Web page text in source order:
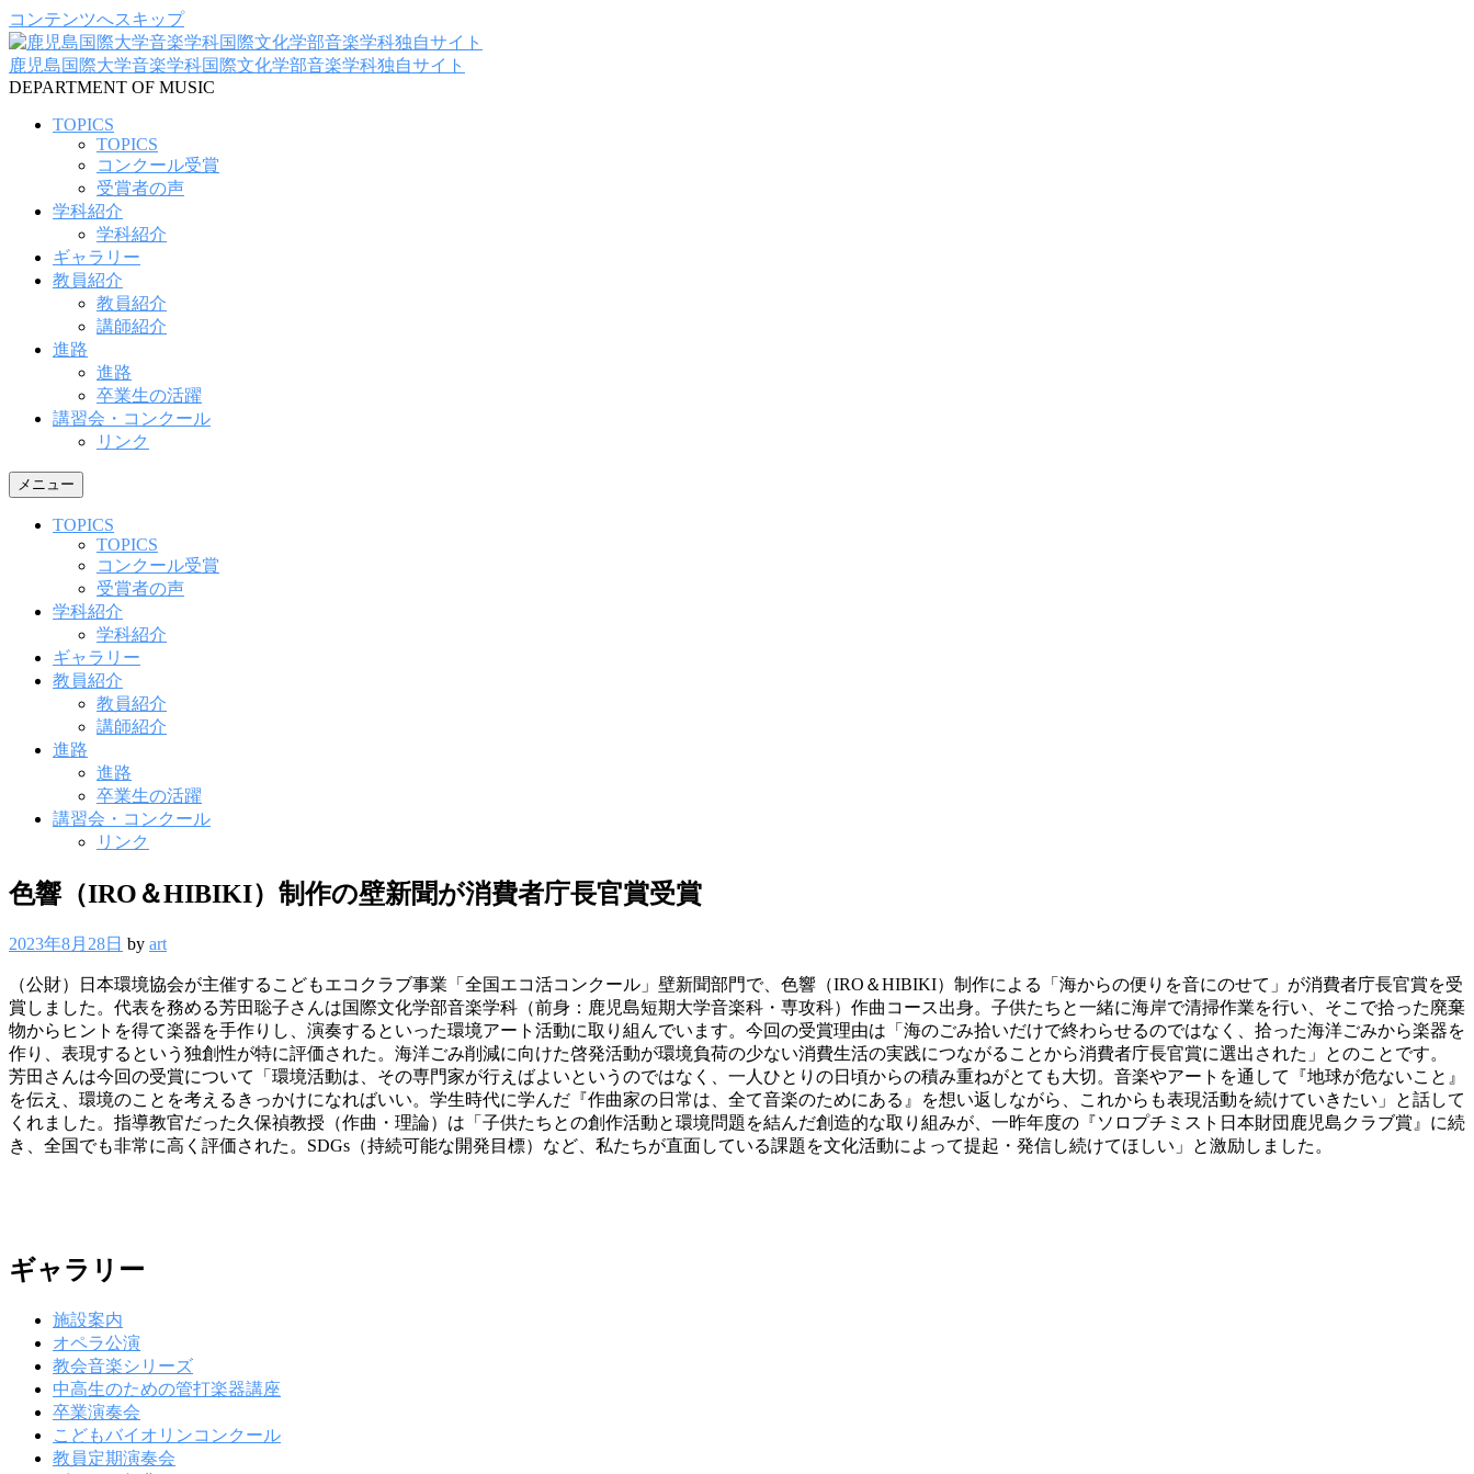
コンテンツへスキップ
鹿児島国際大学音楽学科国際文化学部音楽学科独自サイト
DEPARTMENT OF MUSIC
TOPICS
TOPICS
コンクール受賞
受賞者の声
学科紹介
学科紹介
ギャラリー
教員紹介
教員紹介
講師紹介
進路
進路
卒業生の活躍
講習会・コンクール
リンク
メニュー
TOPICS
TOPICS
コンクール受賞
受賞者の声
学科紹介
学科紹介
ギャラリー
教員紹介
教員紹介
講師紹介
進路
進路
卒業生の活躍
講習会・コンクール
リンク
色響（IRO＆HIBIKI）制作の壁新聞が消費者庁長官賞受賞
2023年8月28日 by art
（公財）日本環境協会が主催するこどもエコクラブ事業「全国エコ活コンクール」壁新聞部門で、色響（IRO＆HIBIKI）制作による「海からの便りを音にのせて」が消費者庁長官賞を受
賞しました。代表を務める芳田聡子さんは国際文化学部音楽学科（前身：鹿児島短期大学音楽科・専攻科）作曲コース出身。子供たちと一緒に海岸で清掃作業を行い、そこで拾った廃棄
物からヒントを得て楽器を手作りし、演奏するといった環境アート活動に取り組んでいます。今回の受賞理由は「海のごみ拾いだけで終わらせるのではなく、拾った海洋ごみから楽器を
作り、表現するという独創性が特に評価された。海洋ごみ削減に向けた啓発活動が環境負荷の少ない消費生活の実践につながることから消費者庁長官賞に選出された」とのことです。
芳田さんは今回の受賞について「環境活動は、その専門家が行えばよいというのではなく、一人ひとりの日頃からの積み重ねがとても大切。音楽やアートを通して『地球が危ないこと』
を伝え、環境のことを考えるきっかけになればいい。学生時代に学んだ『作曲家の日常は、全て音楽のためにある』を想い返しながら、これからも表現活動を続けていきたい」と話して
くれました。指導教官だった久保禎教授（作曲・理論）は「子供たちとの創作活動と環境問題を結んだ創造的な取り組みが、一昨年度の『ソロプチミスト日本財団鹿児島クラブ賞』に続
き、全国でも非常に高く評価された。SDGs（持続可能な開発目標）など、私たちが直面している課題を文化活動によって提起・発信し続けてほしい」と激励しました。
ギャラリー
施設案内
オペラ公演
教会音楽シリーズ
中高生のための管打楽器講座
卒業演奏会
こどもバイオリンコンクール
教員定期演奏会